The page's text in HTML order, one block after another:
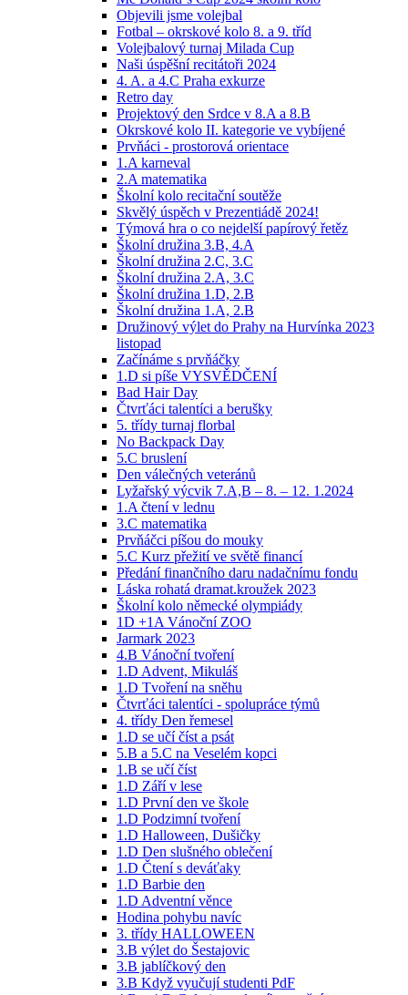
Objevili jsme volejbal
Fotbal – okrskové kolo 8. a 9. tříd
Volejbalový turnaj Milada Cup
Naši úspěšní recitátoři 2024
4. A. a 4.C Praha exkurze
Retro day
Projektový den Srdce v 8.A a 8.B
Okrskové kolo II. kategorie ve vybíjené
Prvňáci - prostorová orientace
1.A karneval
2.A matematika
Školní kolo recitační soutěže
Skvělý úspěch v Prezentiádě 2024!
Týmová hra o co nejdelší papírový řetěz
Školní družina 3.B, 4.A
Školní družina 2.C, 3.C
Školní družina 2.A, 3.C
Školní družina 1.D, 2.B
Školní družina 1.A, 2.B
Družinový výlet do Prahy na Hurvínka 2023
listopad
Začínáme s prvňáčky
1.D si píše VYSVĚDČENÍ
Bad Hair Day
Čtvrťáci talentíci a berušky
5. třídy turnaj florbal
No Backpack Day
5.C bruslení
Den válečných veteránů
Lyžařský výcvik 7.A,B – 8. – 12. 1.2024
1.A čtení v lednu
3.C matematika
Prvňáčci píšou do mouky
5.C Kurz přežití ve světě financí
Předání finančního daru nadačnímu fondu
Láska rohatá dramat.kroužek 2023
Školní kolo německé olympiády
1D +1A Vánoční ZOO
Jarmark 2023
4.B Vánoční tvoření
1.D Advent, Mikuláš
1.D Tvoření na sněhu
Čtvrťáci talentíci - spolupráce týmů
4. třídy Den řemesel
1.D se učí číst a psát
5.B a 5.C na Veselém kopci
1.B se učí číst
1.D Září v lese
1.D První den ve škole
1.D Podzimní tvoření
1.D Halloween, Dušičky
1.D Den slušného oblečení
1.D Čtení s deváťaky
1.D Barbie den
1.D Adventní věnce
Hodina pohybu navíc
3. třídy HALLOWEEN
3.B výlet do Šestajovic
3.B jablíčkový den
3.B Když vyučují studenti PdF